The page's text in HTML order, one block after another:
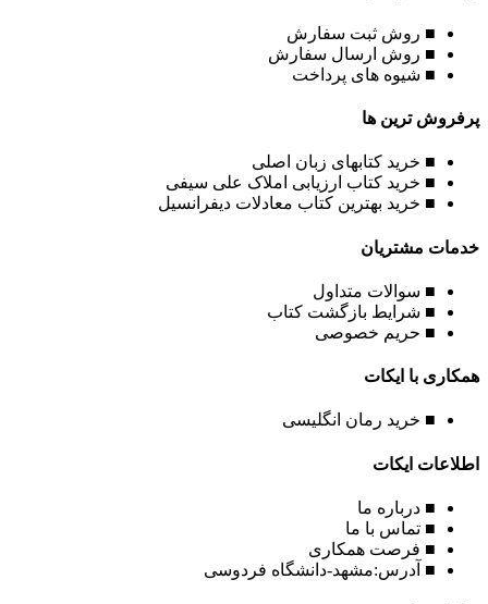
■ روش ثبت سفارش
■ روش ارسال سفارش
■ شیوه های پرداخت
پرفروش ترین ها
■ خرید کتابهای زبان اصلی
■ خرید کتاب ارزیابی املاک علی سیفی
■ خرید بهترین کتاب معادلات دیفرانسیل
خدمات مشتریان
■ سوالات متداول
■ شرایط بازگشت کتاب
■ حریم خصوصی
همکاری با ایکات
■ خرید رمان انگلیسی
اطلاعات ایکات
■ درباره ما
■ تماس با ما
■ فرصت همکاری
■ آدرس:مشهد-دانشگاه فردوسی